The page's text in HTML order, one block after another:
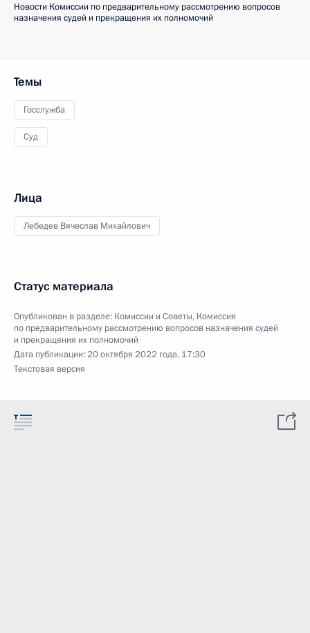
Новости Комиссии по предварительному рассмотрению вопросов
назначения судей и прекращения их полномочий
Темы
Госслужба
Суд
Лица
Лебедев Вячеслав Михайлович
Статус материала
Опубликован в разделе: Комиссии и Советы, Комиссия
по предварительному рассмотрению вопросов назначения судей
и прекращения их полномочий
Дата публикации:20 октября 2022 года, 17:30
Текстовая версия